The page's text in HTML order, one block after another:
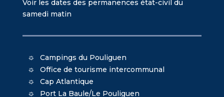
Voir les dates des permanences état-civil du
samedi matin
Campings du Pouliguen
Office de tourisme intercommunal
Cap Atlantique
Port La Baule/Le Pouliguen